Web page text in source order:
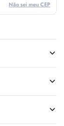
Não sei meu CEP